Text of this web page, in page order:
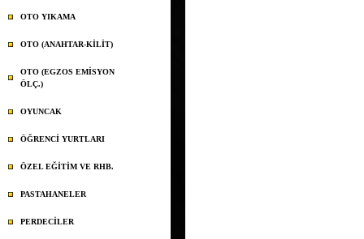
OTO YIKAMA
OTO (ANAHTAR-KİLİT)
OTO (EGZOS EMİSYON
ÖLÇ.)
OYUNCAK
ÖĞRENCİ YURTLARI
ÖZEL EĞİTİM VE RHB.
PASTAHANELER
PERDECİLER